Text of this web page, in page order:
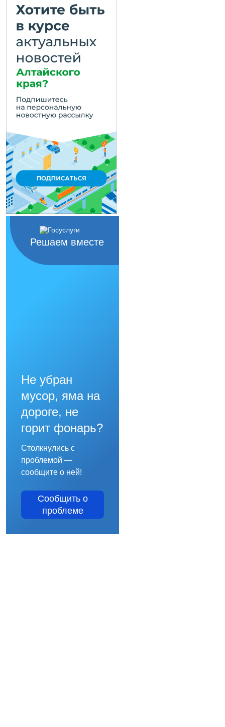
Решаем вместе
Не убран
мусор, яма на
дороге, не
горит фонарь?
Столкнулись с
проблемой —
сообщите о ней!
Сообщить о
проблеме